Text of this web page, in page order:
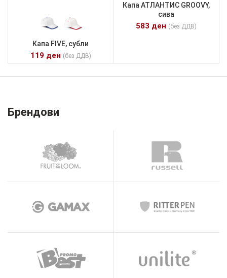
Капа FIVE, субли
119 ден (без ДДВ)
Капа АТЛАНТИС GROOVY,
сива
583 ден (без ДДВ)
Брендови